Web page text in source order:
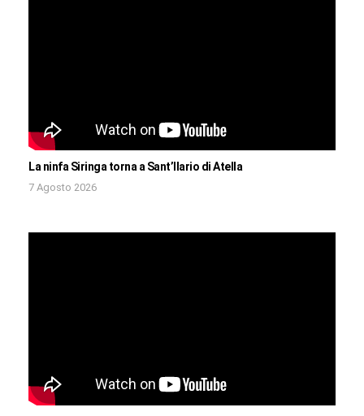
La ninfa Siringa torna a Sant’Ilario di Atella
7 Agosto 2026